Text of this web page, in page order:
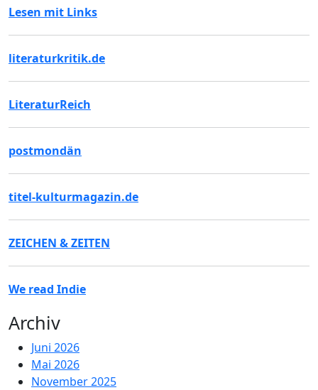
Lesen mit Links
literaturkritik.de
LiteraturReich
postmondän
titel-kulturmagazin.de
ZEICHEN & ZEITEN
We read Indie
Archiv
Juni 2026
Mai 2026
November 2025